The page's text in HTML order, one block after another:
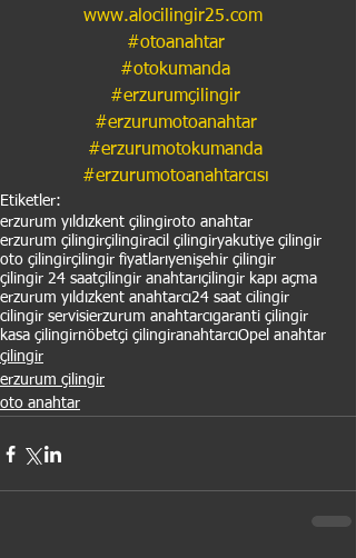
www.alocilingir25.com
#otoanahtar
#otokumanda
#erzurumçilingir
#erzurumotoanahtar
#erzurumotokumanda
#erzurumotoanahtarcısı
Etiketler:
erzurum yıldızkent çilingiroto anahtar
erzurum çilingirçilingiracil çilingiryakutiye çilingir
oto çilingirçilingir fiyatlarıyenişehir çilingir
çilingir 24 saatçilingir anahtarıçilingir kapı açma
erzurum yıldızkent anahtarcı24 saat cilingir
cilingir servisierzurum anahtarcıgaranti çilingir
kasa çilingirnöbetçi çilingiranahtarcıOpel anahtar
çilingir
erzurum çilingir
oto anahtar